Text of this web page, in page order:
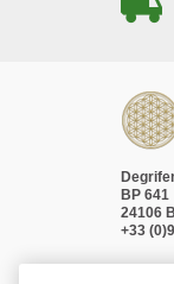
BP 641
24106
+33